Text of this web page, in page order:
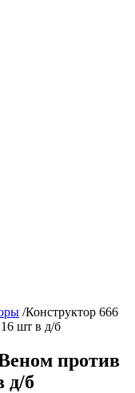
/Конструктор 666
шт в д/б
против
д/б